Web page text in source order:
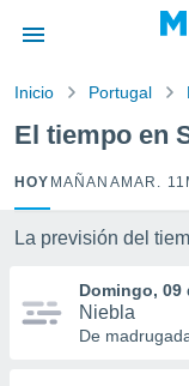
por
para
que se
calidad.
a este
y
Inicio Portugal
El tiempo en
HOY MAÑANA MAR. 11
La previsión del
Domingo, 09
Niebla
De